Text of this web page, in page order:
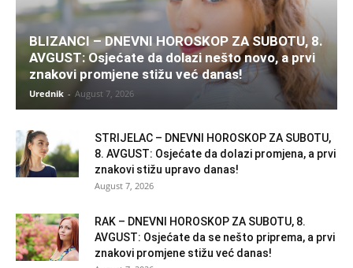
BLIZANCI – DNEVNI HOROSKOP ZA SUBOTU, 8.
AVGUST: Osjećate da dolazi nešto novo, a prvi
znakovi promjene stižu već danas!
Urednik - August 7, 2026
STRIJELAC – DNEVNI HOROSKOP ZA SUBOTU,
8. AVGUST: Osjećate da dolazi promjena, a prvi
znakovi stižu upravo danas!
August 7, 2026
RAK – DNEVNI HOROSKOP ZA SUBOTU, 8.
AVGUST: Osjećate da se nešto priprema, a prvi
znakovi promjene stižu već danas!